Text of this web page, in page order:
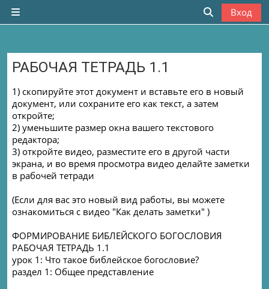
Перейти к основному содержанию
Боковая панель
Изменить
Вход
РАБОЧАЯ ТЕТРАДЬ 1.1
Требуемые условия завершения
1) скопируйте этот документ и вставьте его в новый
документ, или сохраните его как текст, а затем
откройте;
2) уменьшите размер окна вашего текстового
редактора;
3) откройте видео, разместите его в другой части
экрана, и во время просмотра видео делайте заметки
в рабочей тетради
(Если для вас это новый вид работы, вы можете
ознакомиться с видео "Как делать заметки" )
ФОРМИРОВАНИЕ БИБЛЕЙСКОГО БОГОСЛОВИЯ
РАБОЧАЯ ТЕТРАДЬ 1.1
урок 1: Что такое библейское богословие?
раздел 1: Oбщее представление